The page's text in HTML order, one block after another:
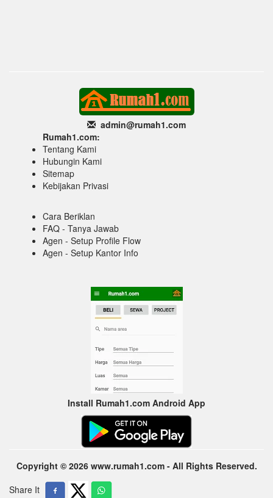
admin@rumah1.com
Rumah1.com:
Tentang Kami
Hubungin Kami
Sitemap
Kebijakan Privasi
Cara Beriklan
FAQ - Tanya Jawab
Agen - Setup Profile Flow
Agen - Setup Kantor Info
Install Rumah1.com Android App
Copyright © 2026 www.rumah1.com - All Rights Reserved.
Share It